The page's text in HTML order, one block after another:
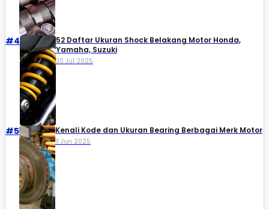
#4
52 Daftar Ukuran Shock Belakang Motor Honda,
Yamaha, Suzuki​
30 Jul 2025
#5 Kenali Kode dan Ukuran Bearing Berbagai Merk Motor
11 Jun 2025